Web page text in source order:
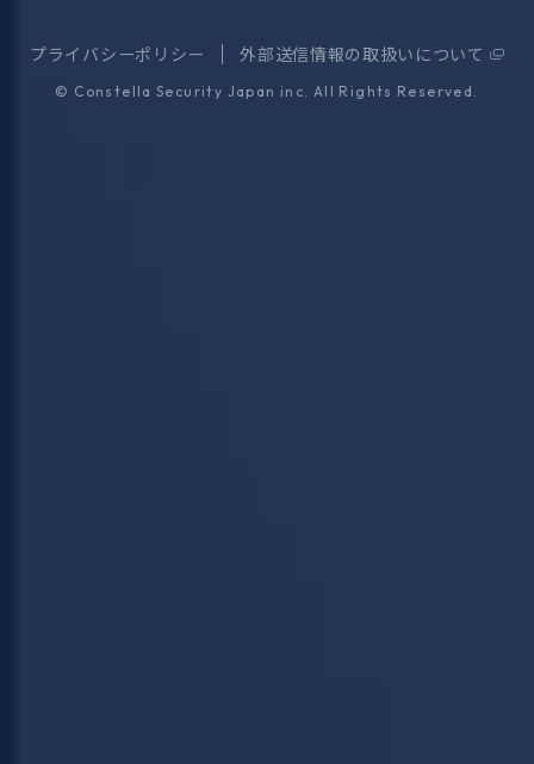
プライバシーポリシー 外部送信情報の取扱いについて
© Constella Security Japan inc. All Rights Reserved.